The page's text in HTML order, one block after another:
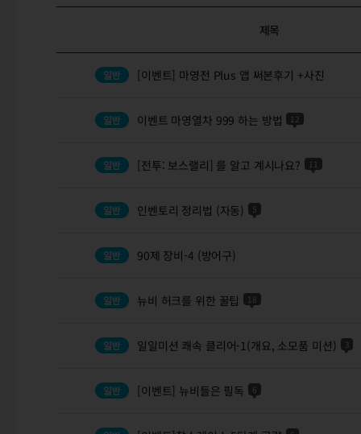
제목
[이벤트] 마영전 Plus 앱 써본후기 +사진
이벤트 마영열차 999 하는 방법 12
[전투: 보스랠리] 를 알고 계시나요? 11
인벤토리 정리법 (자동) 5
90제 장비-4 (방어구)
뉴비 허크를 위한 꿀팁 18
일일미션 쾌속 클리어-1(개요, 소모품 미션) 3
[이벤트] 뉴비들은 필독 6